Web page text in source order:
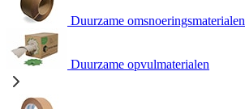
Duurzame omsnoeringsmaterialen
Duurzame opvulmaterialen